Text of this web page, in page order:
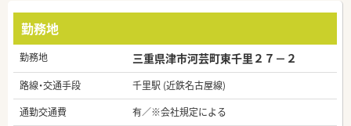
勤務地
勤務地 三重県津市河芸町東千里２７－２
路線・交通手段
千里駅 (近鉄名古屋線)
通勤交通費
有／※会社規定による